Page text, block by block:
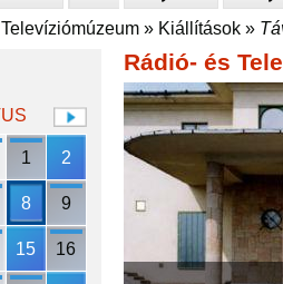
» Kiállítások »
1 2
8 9
15 16
Rádió- és